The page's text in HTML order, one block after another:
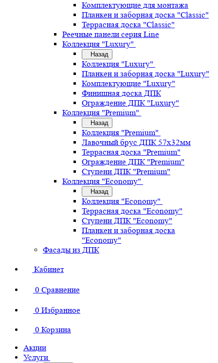
Комплектующие для монтажа
Планкен и заборная доска "Classic"
Террасная доска "Classic"
Реечные панели серия Line
Коллекция "Luxury"
Назад
Коллекция "Luxury"
Планкен и заборная доска "Luxury"
Комплектующие "Luxury"
Финишная доска ДПК
Ограждение ДПК "Luxury"
Коллекция "Premium"
Назад
Коллекция "Premium"
Лавочный брус ДПК 57х32мм
Террасная доска "Premium"
Ограждение ДПК "Premium"
Ступени ДПК "Premium"
Коллекция "Economy"
Назад
Коллекция "Economy"
Террасная доска "Economy"
Ступени ДПК "Economy"
Планкен и заборная доска
"Economy"
Фасады из ДПК
Кабинет
0 Сравнение
0 Избранное
0 Корзина
Акции
Услуги